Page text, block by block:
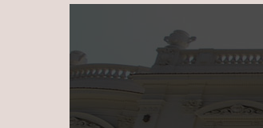
Skip to main content